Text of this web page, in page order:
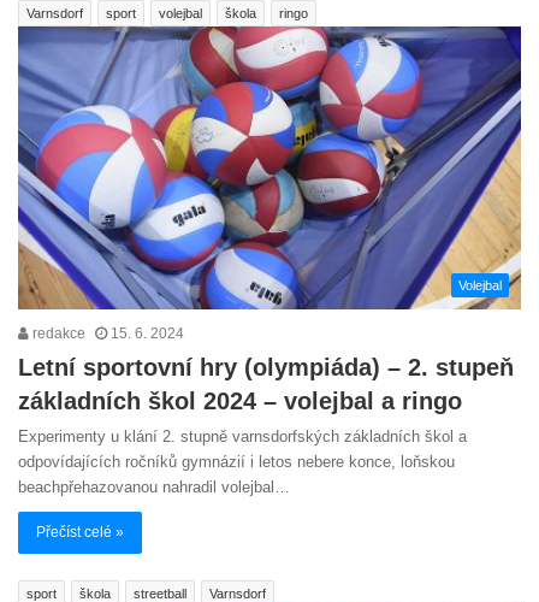
Varnsdorf sport volejbal škola ringo
Volejbal
redakce 15. 6. 2024
Letní sportovní hry (olympiáda) – 2. stupeň
základních škol 2024 – volejbal a ringo
Experimenty u klání 2. stupně varnsdorfských základních škol a
odpovídajících ročníků gymnázií i letos nebere konce, loňskou
beachpřehazovanou nahradil volejbal…
Přečíst celé »
sport škola streetball Varnsdorf